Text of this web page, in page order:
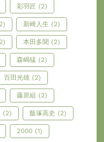
彩羽匠 (2)
新崎人生 (2)
本田多聞 (2)
森嶋猛 (2)
百田光雄 (2)
藤原組 (2)
(2) 飯塚高史 (2)
2000 (1)